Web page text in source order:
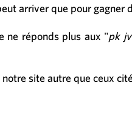
arriver que pour gagner
ne réponds plus aux "pk
site autre que ceux